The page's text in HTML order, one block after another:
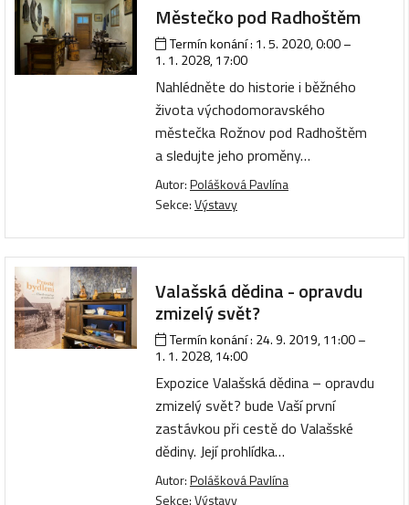
Městečko pod Radhoštěm
Termín konání : 1. 5. 2020, 0:00–
1. 1. 2028, 17:00
Nahlédněte do historie i běžného
života východomoravského
městečka Rožnov pod Radhoštěm
a sledujte jeho proměny…
Autor:Polášková Pavlína
Sekce:Výstavy
Valašská dědina - opravdu
zmizelý svět?
Termín konání : 24. 9. 2019, 11:00–
1. 1. 2028, 14:00
Expozice Valašská dědina – opravdu
zmizelý svět? bude Vaší první
zastávkou při cestě do Valašské
dědiny. Její prohlídka…
Autor:Polášková Pavlína
Sekce:Výstavy